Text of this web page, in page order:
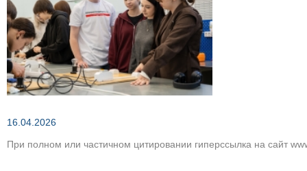
16.04.2026
При полном или частичном цитировании гиперссылка на сайт